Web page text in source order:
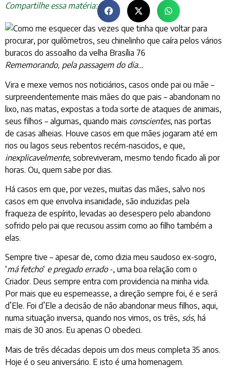
Compartilhe essa matéria:
Rememorando, pela passagem do dia…
Vira e mexe vemos nos noticiários, casos onde pai ou mãe –
surpreendentemente mais mães do que pais – abandonam no
lixo, nas matas, expostas a toda sorte de ataques de animais,
seus filhos – algumas, quando mais conscientes, nas portas
de casas alheias. Houve casos em que mães jogaram até em
rios ou lagos seus rebentos recém-nascidos, e que,
inexplicavelmente, sobreviveram, mesmo tendo ficado ali por
horas. Ou, quem sabe por dias.
Há casos em que, por vezes, muitas das mães, salvo nos
casos em que envolva insanidade, são induzidas pela
fraqueza de espírito, levadas ao desespero pelo abandono
sofrido pelo pai que recusou assim como ao filho também a
elas.
Sempre tive – apesar de, como dizia meu saudoso ex-sogro,
‘má fetcho‘ e pregado errado-, uma boa relação com o
Criador. Deus sempre entra com providencia na minha vida.
Por mais que eu esperneasse, a direção sempre foi, é e será
d’Ele. Foi d’Ele a decisão de não abandonar meus filhos, aqui,
numa situação inversa, quando nos vimos, os três, sós, há
mais de 30 anos. Eu apenas O obedeci.
Mais de três décadas depois um dos meus completa 35 anos.
Hoje é o seu aniversário. E isto é uma homenagem.